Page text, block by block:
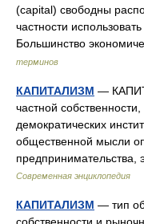
(capital) свободны
частности
Большинство
терминов
КАПИТАЛИЗМ —
частной
демократических
общественной мысли
предпринимательства,
Современная энциклопедия
КАПИТАЛИЗМ — тип